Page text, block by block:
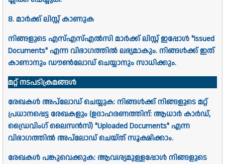
8. മാർക്ക് ലിസ്റ്റ് കാണുക
നിങ്ങളുടെ എസ്എസ്എൽസി മാർക്ക് ലിസ്റ്റ് ഇപ്പോൾ "Issued
Documents" എന്ന വിഭാഗത്തിൽ ലഭ്യമാകും. നിങ്ങൾക്ക് ഇത്
കാണാനും ഡൗൺലോഡ് ചെയ്യാനും സാധിക്കും.
മറ്റ് നടപടിക്രമങ്ങൾ
രേഖകൾ അപ്‌ലോഡ് ചെയ്യുക: നിങ്ങൾക്ക് നിങ്ങളുടെ മറ്റ്
പ്രധാനപ്പെട്ട രേഖകളും (ഉദാഹരണത്തിന്: ആധാർ കാർഡ്,
ഡ്രൈവിംഗ് ലൈസൻസ്) "Uploaded Documents" എന്ന
വിഭാഗത്തിൽ അപ്‌ലോഡ് ചെയ്ത് സൂക്ഷിക്കാം.
രേഖകൾ പങ്കുവെക്കുക: ആവശ്യമുള്ളപ്പോൾ നിങ്ങളുടെ